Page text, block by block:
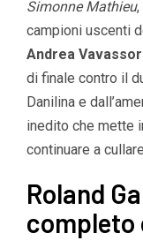
Simonne Mathieu
campioni uscenti
Andrea
di finale contro il
Danilina e
inedito che mette
continuare a
Roland
completo